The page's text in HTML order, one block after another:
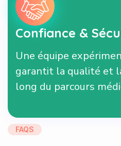
Confiance &
Une équipe
garantit la qualité et
long du parcours
FAQS